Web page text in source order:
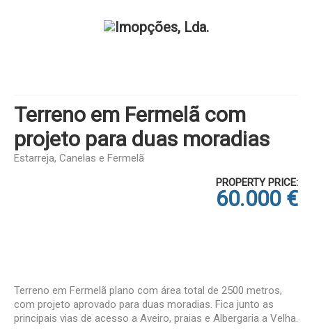
Terreno em Fermelã com
projeto para duas moradias
Estarreja, Canelas e Fermelã
PROPERTY PRICE:
60.000 €
Terreno em Fermelã plano com área total de 2500 metros,
com projeto aprovado para duas moradias. Fica junto as
principais vias de acesso a Aveiro, praias e Albergaria a Velha.